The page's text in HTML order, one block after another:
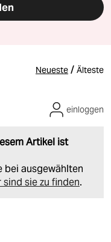
Neueste / Älteste
Artikel ist
bei ausgewählten
sind sie zu finden.
einloggen